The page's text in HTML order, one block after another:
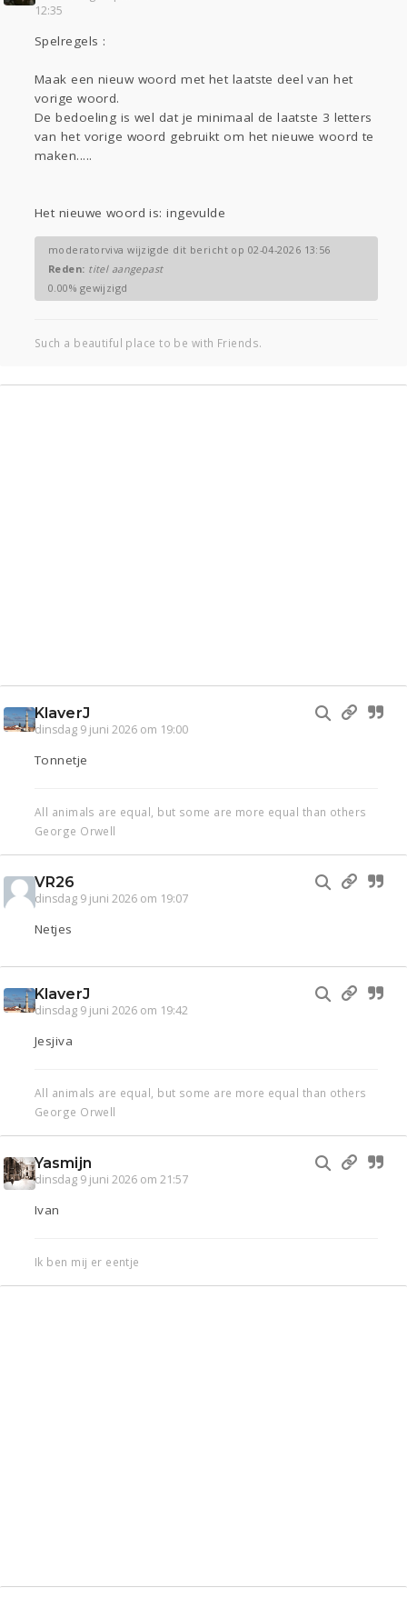
Gevraagd
Lezen
12:35
Spelregels :
Maak een nieuw woord met het laatste deel van het
vorige woord.
De bedoeling is wel dat je minimaal de laatste 3 letters
van het vorige woord gebruikt om het nieuwe woord te
maken.....
Het nieuwe woord is: ingevulde
moderatorviva wijzigde dit bericht op 02-04-2026 13:56
Reden: titel aangepast
0.00% gewijzigd
Such a beautiful place to be with Friends.
KlaverJ
dinsdag 9 juni 2026 om 19:00
Tonnetje
All animals are equal, but some are more equal than others
George Orwell
VR26
dinsdag 9 juni 2026 om 19:07
Netjes
KlaverJ
dinsdag 9 juni 2026 om 19:42
Jesjiva
All animals are equal, but some are more equal than others
George Orwell
Yasmijn
dinsdag 9 juni 2026 om 21:57
Ivan
Ik ben mij er eentje